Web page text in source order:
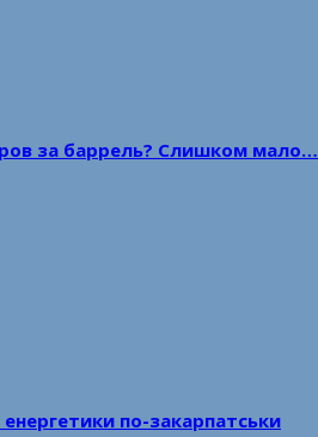
за баррель? Слишком мало…
енергетики по-закарпатськи